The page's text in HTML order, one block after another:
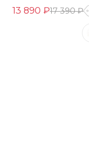
13 890 ₽17 390 ₽